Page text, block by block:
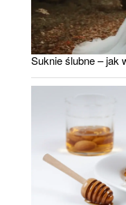
Suknie ślubne – jak